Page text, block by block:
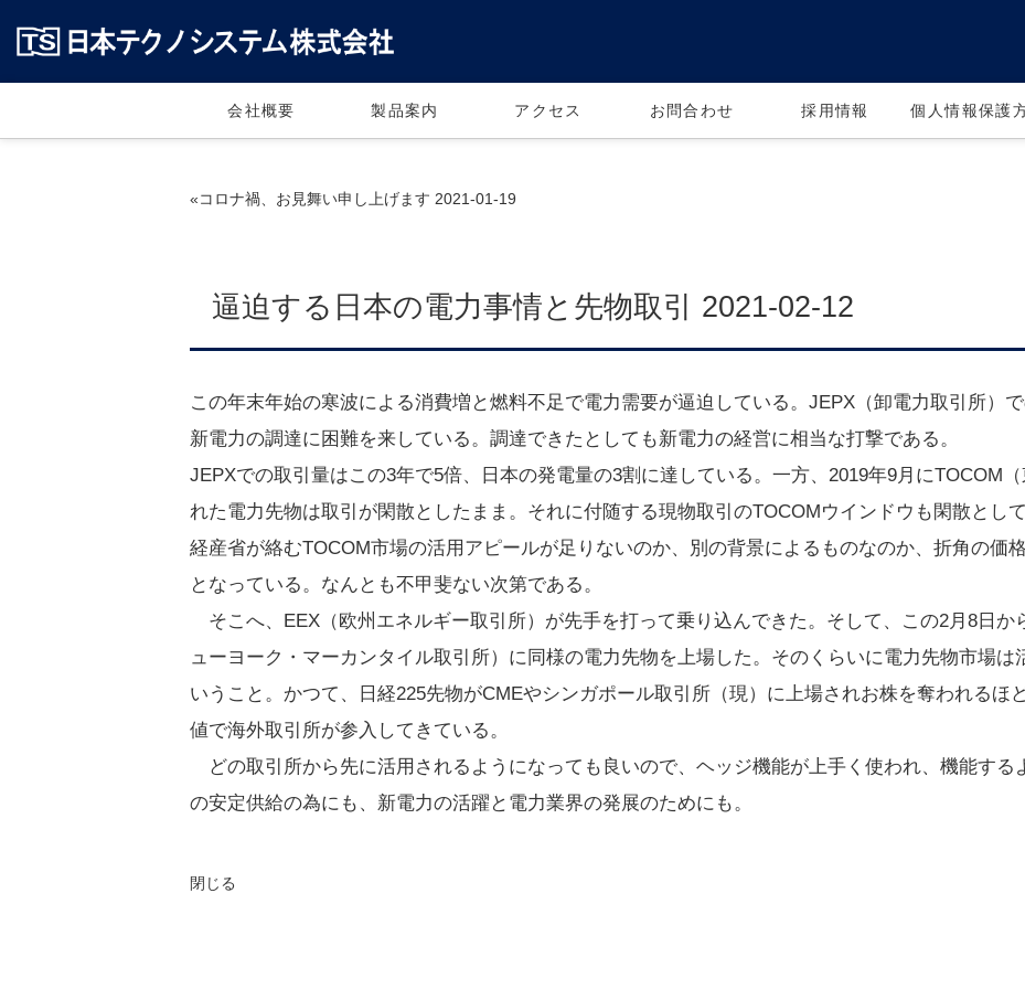
会社概要 製品案内 アクセス お問合わせ 採用情報 個人情報保護
«コロナ禍、お見舞い申し上げます 2021-01-19
逼迫する日本の電力事情と先物取引 2021-02-12
この年末年始の寒波による消費増と燃料不足で電力需要が逼迫している。JEPX（卸電力取引所）
新電力の調達に困難を来している。調達できたとしても新電力の経営に相当な打撃である。
JEPXでの取引量はこの3年で5倍、日本の発電量の3割に達している。一方、2019年9月にTOCOM
れた電力先物は取引が閑散としたまま。それに付随する現物取引のTOCOMウインドウも閑散として
経産省が絡むTOCOM市場の活用アピールが足りないのか、別の背景によるものなのか、折角の価
となっている。なんとも不甲斐ない次第である。
そこへ、EEX（欧州エネルギー取引所）が先手を打って乗り込んできた。そして、この2月8日か
ューヨーク・マーカンタイル取引所）に同様の電力先物を上場した。そのくらいに電力先物市場は
いうこと。かつて、日経225先物がCMEやシンガポール取引所（現）に上場されお株を奪われるほ
値で海外取引所が参入してきている。
どの取引所から先に活用されるようになっても良いので、ヘッジ機能が上手く使われ、機能する
の安定供給の為にも、新電力の活躍と電力業界の発展のためにも。
閉じる